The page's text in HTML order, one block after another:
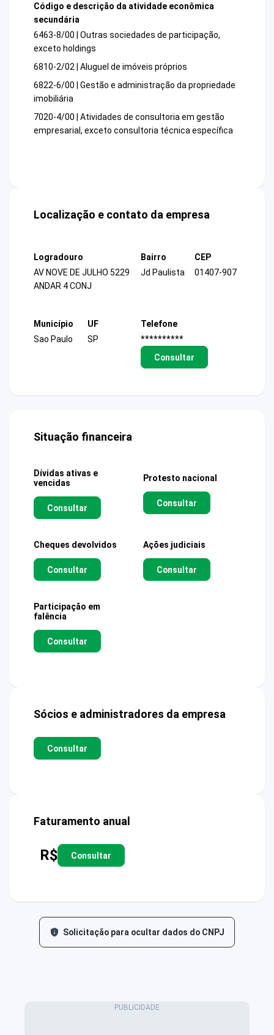
Código e descrição da atividade econômica
secundária
6463-8/00 | Outras sociedades de participação,
exceto holdings
6810-2/02 | Aluguel de imóveis próprios
6822-6/00 | Gestão e administração da propriedade
imobiliária
7020-4/00 | Atividades de consultoria em gestão
empresarial, exceto consultoria técnica específica
Localização e contato da empresa
Logradouro
AV NOVE DE JULHO 5229
ANDAR 4 CONJ
Bairro
Jd Paulista
CEP
01407-907
Município
Sao Paulo
UF
SP
Telefone
**********
Consultar
Situação financeira
Dívidas ativas e
vencidas
Consultar
Protesto nacional
Consultar
Cheques devolvidos
Consultar
Ações judiciais
Consultar
Participação em
falência
Consultar
Sócios e administradores da empresa
Consultar
Faturamento anual
R$ Consultar
Solicitação para ocultar dados do CNPJ